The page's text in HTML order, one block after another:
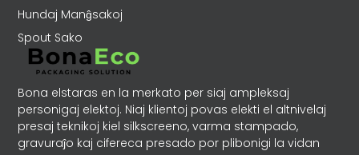
Bona elstaras en la merkato per siaj ampleksaj
personigaj elektoj. Niaj klientoj povas elekti el altnivelaj
presaj teknikoj kiel silkscreeno, varma stampado,
gravuraĵo kaj cifereca presado por plibonigi la vidan
Hundaj Manĝsakoj
Spout Sako